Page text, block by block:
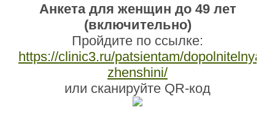
Анкета для женщин до 49 лет
(включительно)
Пройдите по ссылке:
https://clinic3.ru/patsientam/
zhenshini/
или сканируйте QR-код